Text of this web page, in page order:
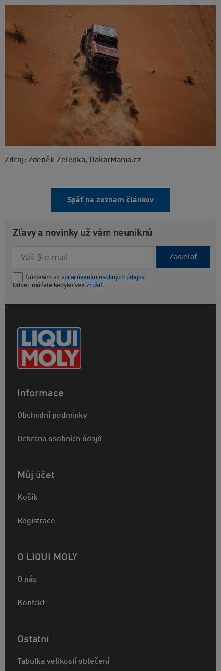
Zdroj: Zdeněk Zelenka, DakarMania.cz
Späť na zoznam článkov
Zľavy a novinky už vám neuniknú
Zasielať
Súhlasím so spracúvaním osobných údajov.
Odber môžete kedykoľvek zrušiť.
Informace
Obchodní podmínky
Ochrana osobních údajů
Můj účet
Košík
Registrace
O LIQUI MOLY
O nás
Kontakt
Ostatní
Tabulka velikostí oblečení